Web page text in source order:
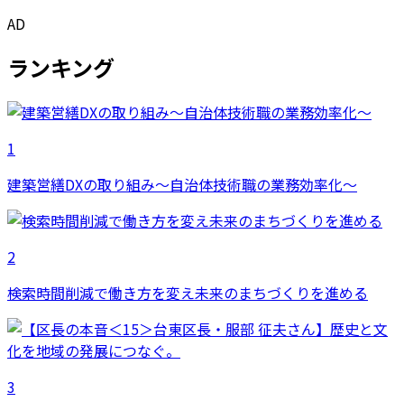
AD
ランキング
1
建築営繕DXの取り組み～自治体技術職の業務効率化～
2
検索時間削減で働き方を変え未来のまちづくりを進める
3